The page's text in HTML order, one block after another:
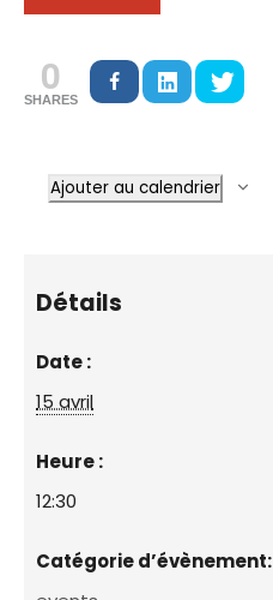
0
SHARES
Ajouter au calendrier
Détails
Date :
15 avril
Heure :
12:30
Catégorie d’évènement: